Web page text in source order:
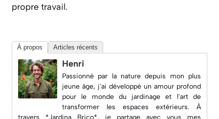
propre travail.
À propos Articles récents
Henri
Passionné par la nature depuis mon plus
jeune âge, j'ai développé un amour profond
pour le monde du jardinage et l'art de
transformer les espaces extérieurs. À
travers *Jardina Brico*, je partage avec vous mes